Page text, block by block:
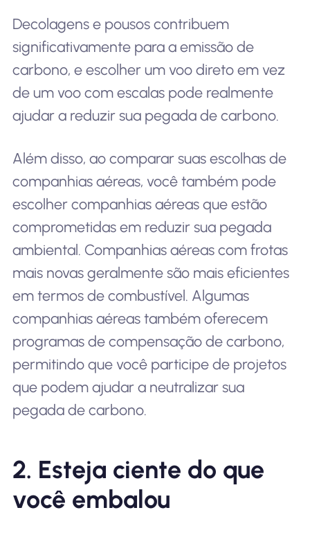
Decolagens e pousos contribuem
significativamente para a emissão de
carbono, e escolher um voo direto em vez
de um voo com escalas pode realmente
ajudar a reduzir sua pegada de carbono.
Além disso, ao comparar suas escolhas de
companhias aéreas, você também pode
escolher companhias aéreas que estão
comprometidas em reduzir sua pegada
ambiental. Companhias aéreas com frotas
mais novas geralmente são mais eficientes
em termos de combustível. Algumas
companhias aéreas também oferecem
programas de compensação de carbono,
permitindo que você participe de projetos
que podem ajudar a neutralizar sua
pegada de carbono.
2. Esteja ciente do que
você embalou